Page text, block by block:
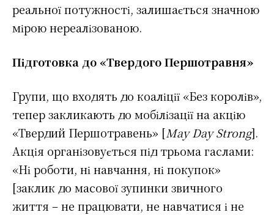
реальної потужності, залишається значною
мірою нереалізованою.
Підготовка до «Твердого Першотравня»
Групи, що входять до коаліції «Без королів»,
тепер закликають до мобілізації на акцію
«Твердий Першотравень» [May Day Strong].
Акція організовується під трьома гаслами:
«Ні роботи, ні навчання, ні покупок»
[заклик до масової зупинки звичного
життя – не працювати, не навчатися і не